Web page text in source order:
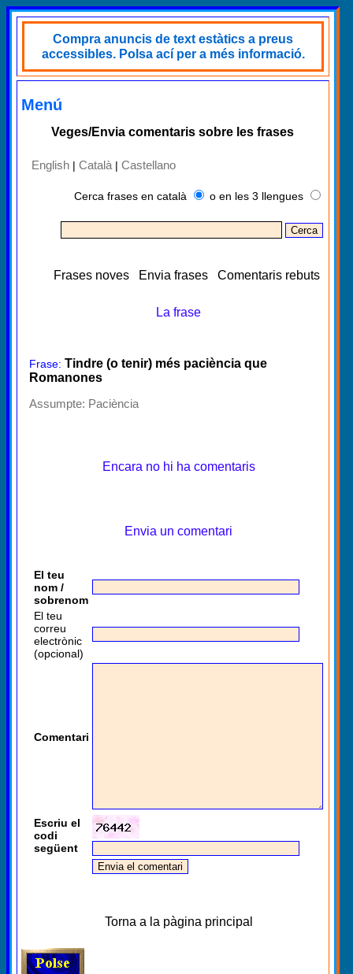
Compra anuncis de text estàtics a preus
accessibles. Polsa ací per a més informació.
Menú
Veges/Envia comentaris sobre les frases
English | Català | Castellano
Cerca frases en català o en les 3 llengues
Frases noves Envia frases Comentaris rebuts
La frase
Frase: Tindre (o tenir) més paciència que
Romanones
Assumpte: Paciència
Encara no hi ha comentaris
Envia un comentari
El teu
nom /
sobrenom
El teu
correu
electrònic
(opcional)
Comentari
Escriu el
codi
següent
Torna a la pàgina principal